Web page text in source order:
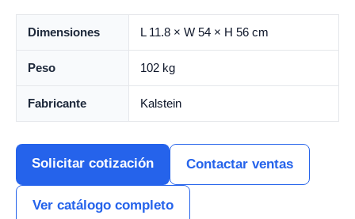
Dimensiones L 11.8 × W 54 × H 56 cm
Peso 102 kg
Fabricante Kalstein
Solicitar cotización Contactar ventas
Ver catálogo completo